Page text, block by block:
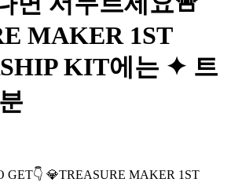
MAKER 1ST
KIT에는 ✦ 트
GET👇 💎TREASURE MAKER 1ST